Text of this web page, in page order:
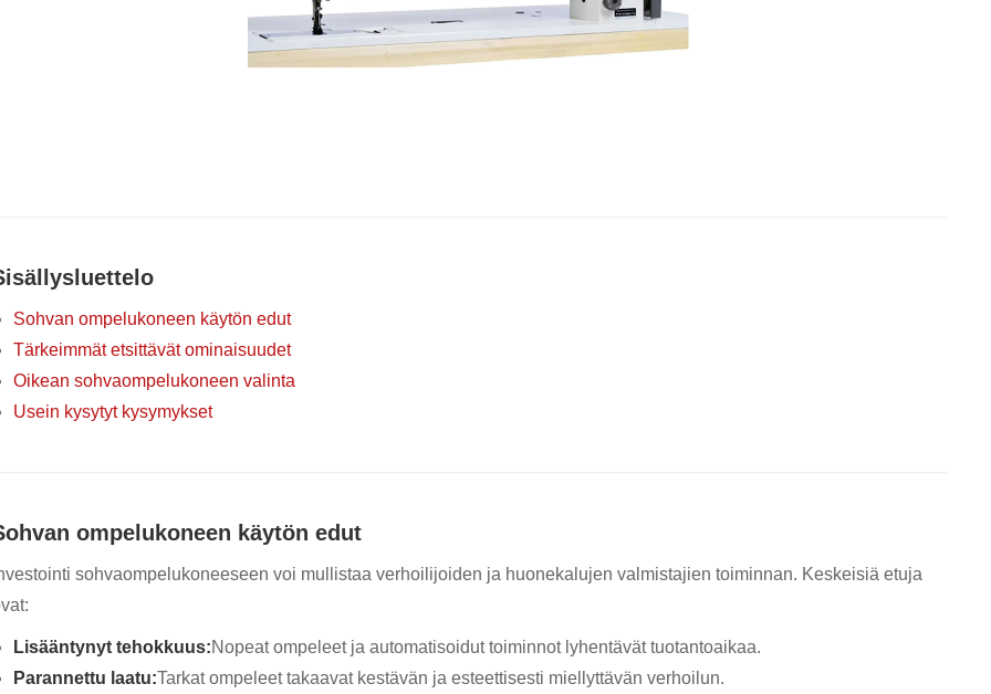
Sohvan ompelukoneen käytön edut
Tärkeimmät etsittävät ominaisuudet
Oikean sohvaompelukoneen valinta
Usein kysytyt kysymykset
ompelukoneen käytön edut
sohvaompelukoneeseen voi mullistaa verhoilijoiden ja huonekalujen valmistajien toiminnan. Keskeisiä etuja
Lisääntynyt tehokkuus:Nopeat ompeleet ja automatisoidut toiminnot lyhentävät tuotantoaikaa.
Parannettu laatu:Tarkat ompeleet takaavat kestävän ja esteettisesti miellyttävän verhoilun.